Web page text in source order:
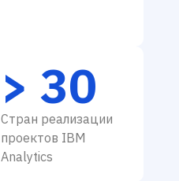
> 30
Стран реализации
проектов IBM
Analytics